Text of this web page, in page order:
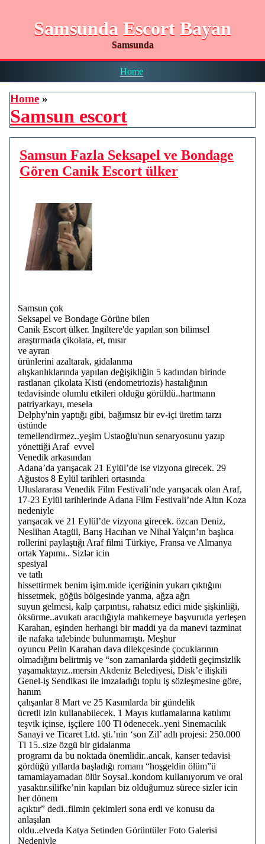
Samsunda Escort Bayan
Samsunda
Home
Home »
Samsun escort
Samsun Fazla Seksapel ve Bondage
Gören Canik Escort ülker
Samsun çok
Seksapel ve Bondage Görüne bilen
Canik Escort ülker. Ingiltere'de yapılan son bilimsel
araştırmada çikolata, et, mısır
ve ayran
ürünlerini azaltarak, gidalanma
alışkanlıklarında yapılan değişikliğin 5 kadından birinde
rastlanan çikolata Kisti (endometriozis) hastalığının
tedavisinde olumlu etkileri olduğu görüldü..hartmann
patriyarkayı, mesela
Delphy'nin yaptığı gibi, bağımsız bir ev-içi üretim tarzı
üstünde
temellendirmez..yeşim Ustaoğlu'nun senaryosunu yazıp
yönettiği Araf evvel
Venedik arkasından
Adana’da yarışacak 21 Eylül’de ise vizyona girecek. 29
Ağustos 8 Eylül tarihleri ortasında
Uluslararası Venedik Film Festivali’nde yarışacak olan Araf,
17-23 Eylül tarihlerinde Adana Film Festivali’nde Altın Koza
nedeniyle
yarışacak ve 21 Eylül’de vizyona girecek. özcan Deniz,
Neslihan Atagül, Barış Hacıhan ve Nihal Yalçın’ın başlıca
rollerini paylaştığı Araf filmi Türkiye, Fransa ve Almanya
ortak Yapımı.. Sizlər icin
spesiyal
ve tatlı
hissettirmek benim işim.mide içeriğinin yukarı çıktığını
hissetmek, göğüs bölgesinde yanma, ağza ağrı
suyun gelmesi, kalp çarpıntısı, rahatsız edici mide şişkinliği,
öksürme..avukatı aracılığıyla mahkemeye başvuruda yerleşen
Karahan, eşinden herhangi bir maddi ya da manevi tazminat
ile nafaka talebinde bulunmamıştı. Meşhur
oyuncu Pelin Karahan dava dilekçesinde çocuklarının
olmadığını belirtmiş ve “son zamanlarda şiddetli geçimsizlik
yaşamaktayız..mersin Akdeniz Belediyesi, Disk’e ilişkili
Genel-iş Sendikası ile imzaladığı toplu iş sözleşmesine göre,
hanım
çalışanlar 8 Mart ve 25 Kasımlarda bir gündelik
ücretli izin kullanabilecek. 1 Mayıs kutlamalarına katılımı
teşvik içinse, işçilere 100 Tl ödenecek..yeni Sinemacılık
Sanayi ve Ticaret Ltd. şti.’nin ‘son Zil’ adlı projesi: 250.000
Tl 15..size özgü bir gidalanma
programı da bu noktada önemlidir..ancak, kanser tedavisi
gördüğü yıllarda başladığı romanı “hoşgeldin ölüm”ü
tamamlayamadan ölür Soysal..kondom kullanıyorum ve oral
yasaktır.silifke’nin kapıları biz olduğumuz sürece sizler icin
her dönem
açıktır” dedi..filmin çekimleri sona erdi ve konusu da
anlaşılan
oldu..elveda Katya Setinden Görüntüler Foto Galerisi
Nedeniyle